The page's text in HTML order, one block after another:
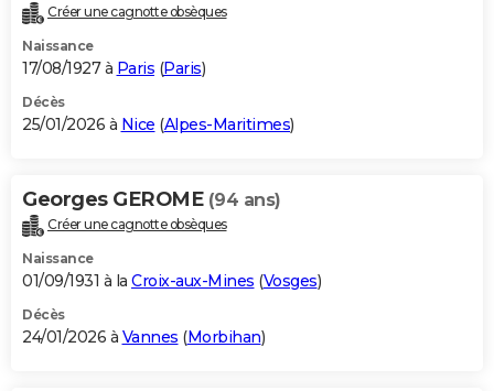
Créer une cagnotte obsèques
Naissance
17/08/1927 à Paris (Paris)
Décès
25/01/2026 à Nice (Alpes-Maritimes)
Georges GEROME (94 ans)
Créer une cagnotte obsèques
Naissance
01/09/1931 à la Croix-aux-Mines (Vosges)
Décès
24/01/2026 à Vannes (Morbihan)